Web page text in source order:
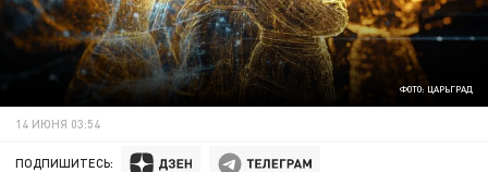
ФОТО: ЦАРЬГРАД
14 ИЮНЯ 03:54
ПОДПИШИТЕСЬ: